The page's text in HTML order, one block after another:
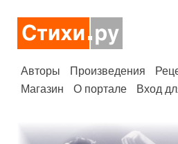
Авторы Произведения
Магазин
О портале Вход